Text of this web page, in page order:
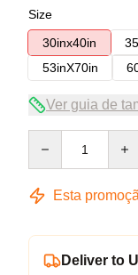
Size
30inx40in
53inX70in
Ver guia de
Esta
Deliver to